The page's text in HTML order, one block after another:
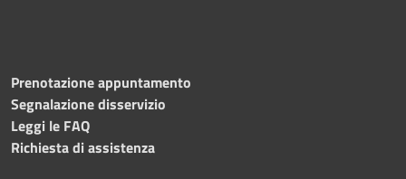
Prenotazione appuntamento
Segnalazione disservizio
Leggi le FAQ
Richiesta di assistenza